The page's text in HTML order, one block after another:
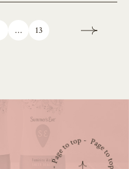
… 13